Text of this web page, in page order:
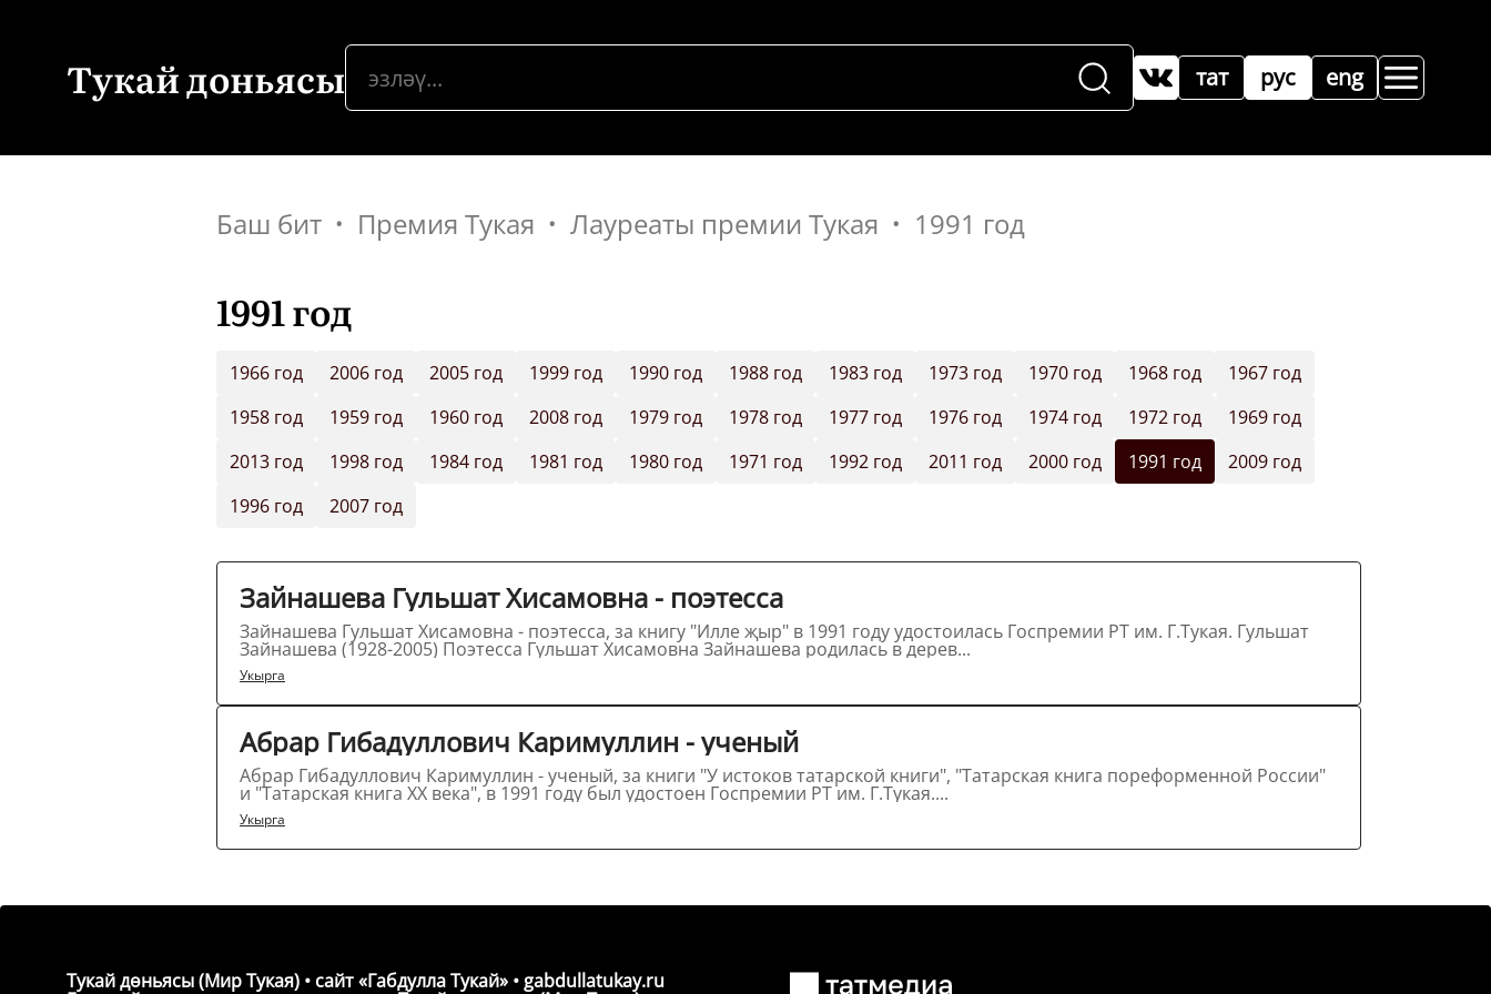
Тукай доньясы рус
тат eng
Баш бит Премия Тукая Лауреаты премии Тукая 1991 год
1991 год
1966 год 2006 год 2005 год 1999 год 1990 год 1988 год 1983 год 1973 год 1970 год 1968 год
1967 год
1958 год
1959 год 1960 год 2008 год 1979 год 1978 год 1977 год 1976 год 1974 год 1972 год
1969 год
2013 год
1998 год 1984 год 1981 год 1980 год 1971 год 1992 год 2011 год 2000 год 1991 год
2009 год
1996 год
2007 год
Зайнашева Гульшат Хисамовна - поэтесса
Зайнашева Гульшат Хисамовна - поэтесса, за книгу "Илле җыр" в 1991 году удостоилась Госпремии РТ им. Г.Тукая. Гульшат
Зайнашева (1928-2005) Поэтесса Гульшат Хисамовна Зайнашева родилась в дерев...
Укырга
Абрар Гибадуллович Каримуллин - ученый
Абрар Гибадуллович Каримуллин - ученый, за книги "У истоков татарской книги", "Татарская книга пореформенной России"
и "Татарская книга XX века", в 1991 году был удостоен Госпремии РТ им. Г.Тукая....
Укырга
Тукай дөньясы (Мир Тукая) • сайт «Габдулла Тукай» • gabdullatukay.ru